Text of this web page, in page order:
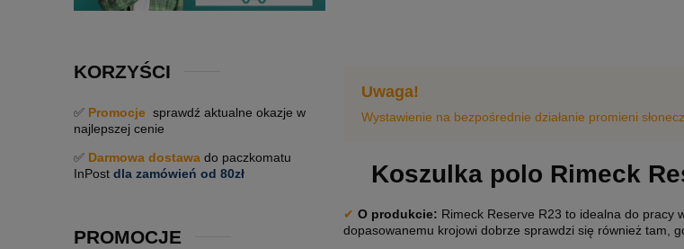
KORZYŚCI
✅ Promocje sprawdź aktualne okazje w
najlepszej cenie
✅ Darmowa dostawa do paczkomatu
InPost dla zamówień od 80zł
PROMOCJE
Uwaga!
Wystawienie na bezpośrednie działanie promieni
Koszulka polo Rimeck
✔ O produkcie: Rimeck Reserve R23 to idealna do pracy
dopasowanemu krojowi dobrze sprawdzi się również tam,